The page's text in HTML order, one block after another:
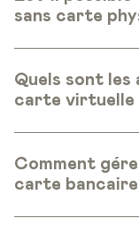
sans carte
Quels sont les
carte virtuelle
Comment
carte bancaire